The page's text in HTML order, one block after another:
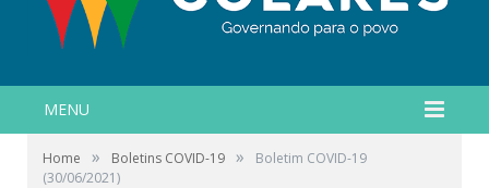
MENU
Home » Boletins COVID-19 »
Boletim COVID-19
(30/06/2021)